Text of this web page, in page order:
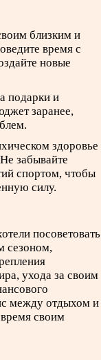
близким и
время с
новые
подарки и
заранее,
здоровье
забывайте
спортом, чтобы
силу.
посоветовать
сезоном,
ухода за своим
между отдыхом и
своим